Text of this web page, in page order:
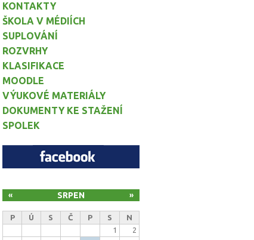
KONTAKTY
ŠKOLA V MÉDIÍCH
SUPLOVÁNÍ
ROZVRHY
KLASIFIKACE
MOODLE
VÝUKOVÉ MATERIÁLY
DOKUMENTY KE STAŽENÍ
SPOLEK
SRPEN
« »
P Ú S Č P S
N
1
2